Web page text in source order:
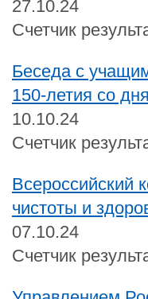
27.10.24
Счетчик
Беседа с
150-летия со
10.10.24
Счетчик
Всероссийский
чистоты и
07.10.24
Счетчик